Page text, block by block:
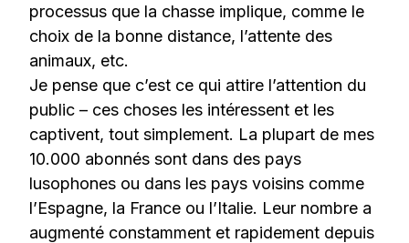
processus que la chasse implique, comme le
choix de la bonne distance, l’attente des
animaux, etc.
Je pense que c’est ce qui attire l’attention du
public – ces choses les intéressent et les
captivent, tout simplement. La plupart de mes
10.000 abonnés sont dans des pays
lusophones ou dans les pays voisins comme
l’Espagne, la France ou l’Italie. Leur nombre a
augmenté constamment et rapidement depuis